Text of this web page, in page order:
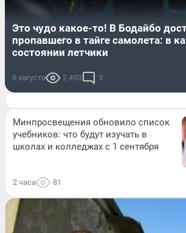
Это чудо какое-то! В Бодайбо
пропавшего в тайге самолета: в
состоянии летчики
6 августа 2 493 3
Минпросвещения обновило список
учебников: что будут изучать в
школах и колледжах с 1 сентября
2 часа 81